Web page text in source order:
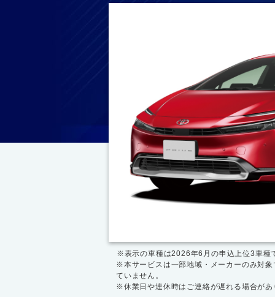
※表示の車種は2026年6月の申込上位3車種
※本サービスは一部地域・メーカーのみ対象
ていません。
※休業日や連休時はご連絡が遅れる場合があ